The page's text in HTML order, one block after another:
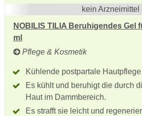
kein Arzneimittel
NOBILIS TILIA Beruhigendes Gel
ml
Pflege & Kosmetik
Kühlende postpartale
Es kühlt und beruhigt die durch
Haut im Dammbereich.
Es strafft sie leicht und